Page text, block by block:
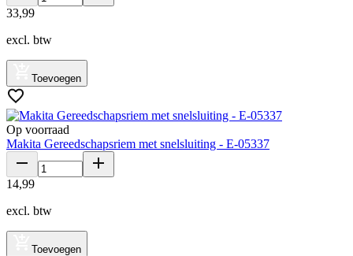
33,99
excl. btw
Toevoegen
Op voorraad
Makita Gereedschapsriem met snelsluiting - E-05337
14,99
excl. btw
Toevoegen